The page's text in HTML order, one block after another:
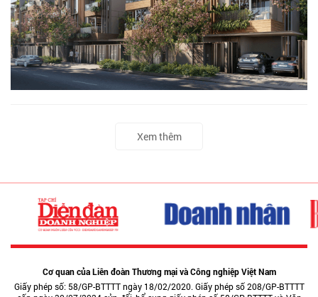
Xem thêm
Cơ quan của Liên đoàn Thương mại và Công nghiệp Việt Nam
Giấy phép số: 58/GP-BTTTT ngày 18/02/2020. Giấy phép số 208/GP-BTTTT